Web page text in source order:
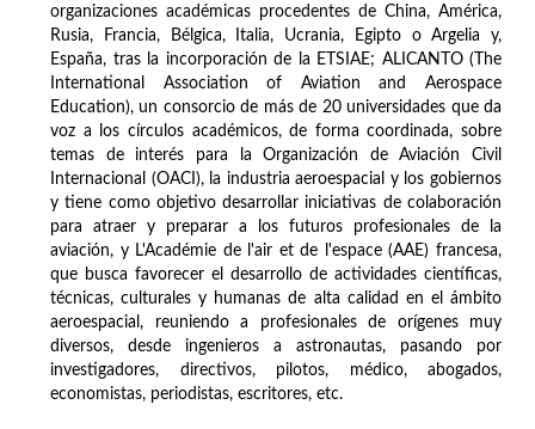
organizaciones académicas procedentes de China, América,
Rusia, Francia, Bélgica, Italia, Ucrania, Egipto o Argelia y,
España, tras la incorporación de la ETSIAE; ALICANTO (The
International Association of Aviation and Aerospace
Education), un consorcio de más de 20 universidades que da
voz a los círculos académicos, de forma coordinada, sobre
temas de interés para la Organización de Aviación Civil
Internacional (OACI), la industria aeroespacial y los gobiernos
y tiene como objetivo desarrollar iniciativas de colaboración
para atraer y preparar a los futuros profesionales de la
aviación, y L'Académie de l'air et de l'espace (AAE) francesa,
que busca favorecer el desarrollo de actividades científicas,
técnicas, culturales y humanas de alta calidad en el ámbito
aeroespacial, reuniendo a profesionales de orígenes muy
diversos, desde ingenieros a astronautas, pasando por
investigadores, directivos, pilotos, médico, abogados,
economistas, periodistas, escritores, etc.